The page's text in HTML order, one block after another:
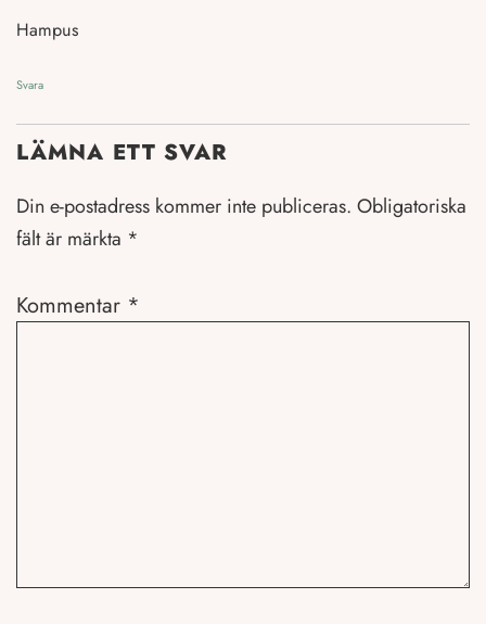
Hampus
Svara
LÄMNA ETT SVAR
Din e-postadress kommer inte publiceras. Obligatoriska
fält är märkta *
Kommentar *